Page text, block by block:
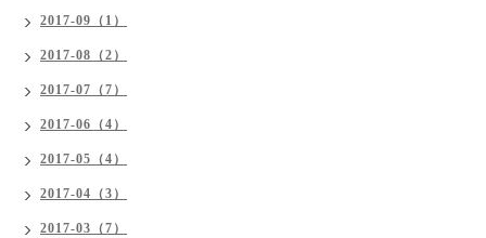
2017-09（1）
2017-08（2）
2017-07（7）
2017-06（4）
2017-05（4）
2017-04（3）
2017-03（7）